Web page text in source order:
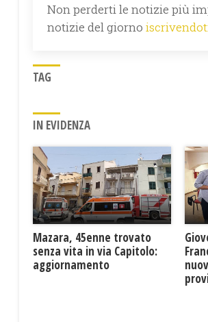
Non perderti le notizie più
notizie del giorno
TAG
IN EVIDENZA
Mazara, 45enne trovato
senza vita in via Capitolo:
aggiornamento